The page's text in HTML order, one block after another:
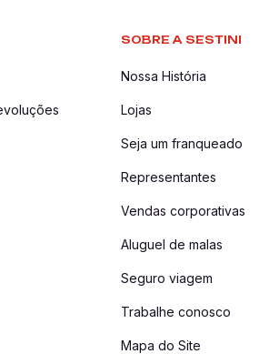
SOBRE A SESTINI
Nossa História
Lojas
Seja um franqueado
Representantes
Vendas corporativas
Aluguel de malas
Seguro viagem
Trabalhe conosco
Mapa do Site